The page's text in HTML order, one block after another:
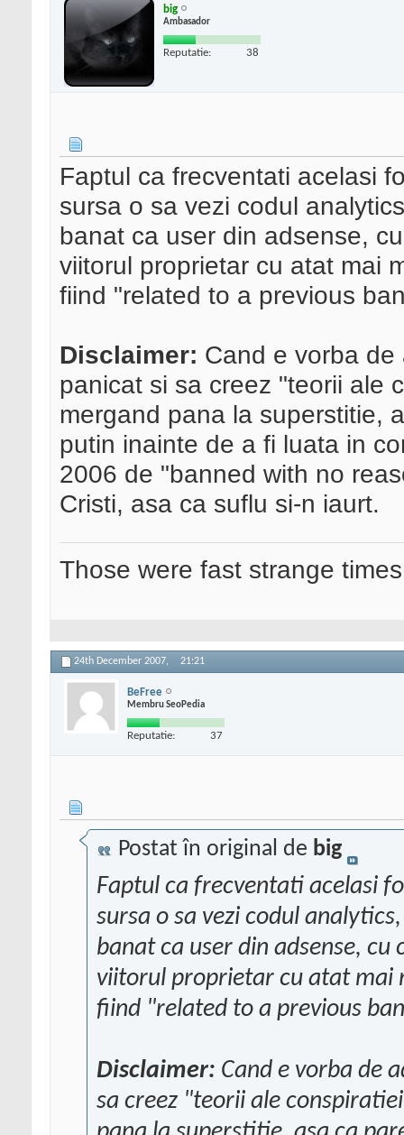
big
Ambasador
Reputatie: 38
Faptul ca frecventati acelasi
sursa o sa vezi codul
banat ca user din adsense,
viitorul proprietar cu atat mai
fiind "related to a previous
Disclaimer: Cand e vorba
panicat si sa creez "teorii ale
mergand pana la superstitie,
putin inainte de a fi luata in
2006 de "banned with no
Cristi, asa ca suflu si-n iaurt.
Those were fast strange
24th December 2007, 21:21
BeFree
Membru SeoPedia
Reputatie: 37
Postat în original de big
Faptul ca frecventati acelasi
sursa o sa vezi codul
banat ca user din adsense,
viitorul proprietar cu atat mai
fiind "related to a previous
Disclaimer: Cand e vorba de
sa creez "teorii ale